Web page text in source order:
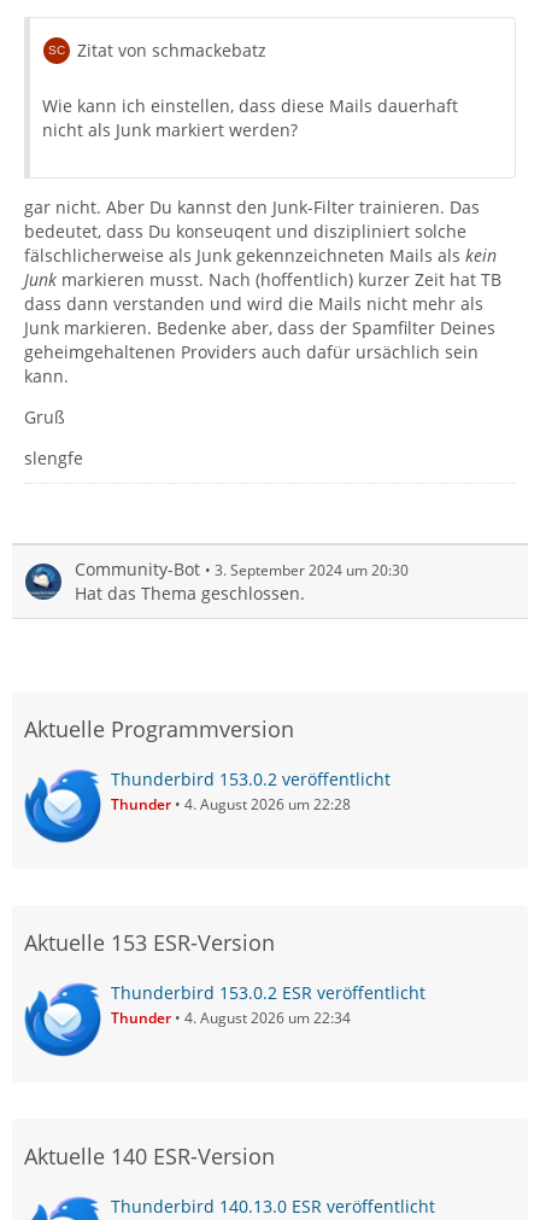
Zitat von schmackebatz
Wie kann ich einstellen, dass diese Mails dauerhaft
nicht als Junk markiert werden?
gar nicht. Aber Du kannst den Junk-Filter trainieren. Das
bedeutet, dass Du konseuqent und diszipliniert solche
fälschlicherweise als Junk gekennzeichneten Mails als kein
Junk markieren musst. Nach (hoffentlich) kurzer Zeit hat TB
dass dann verstanden und wird die Mails nicht mehr als
Junk markieren. Bedenke aber, dass der Spamfilter Deines
geheimgehaltenen Providers auch dafür ursächlich sein
kann.
Gruß
slengfe
Community-Bot 3. September 2024 um 20:30
Hat das Thema geschlossen.
Aktuelle Programmversion
Thunderbird 153.0.2 veröffentlicht
Thunder 4. August 2026 um 22:28
Aktuelle 153 ESR-Version
Thunderbird 153.0.2 ESR veröffentlicht
Thunder 4. August 2026 um 22:34
Aktuelle 140 ESR-Version
Thunderbird 140.13.0 ESR veröffentlicht